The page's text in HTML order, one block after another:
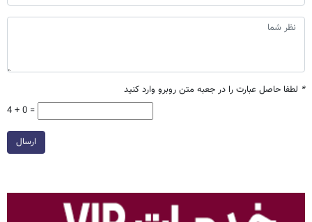
* لطفا حاصل عبارت را در جعبه متن روبرو وارد کنید
4 + 0 =
ارسال